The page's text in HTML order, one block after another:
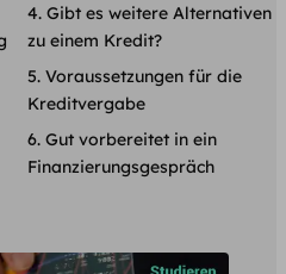
Gibt es weitere Alternativen
zu einem Kredit?
Voraussetzungen für die
Kreditvergabe
Gut vorbereitet in ein
Finanzierungsgespräch